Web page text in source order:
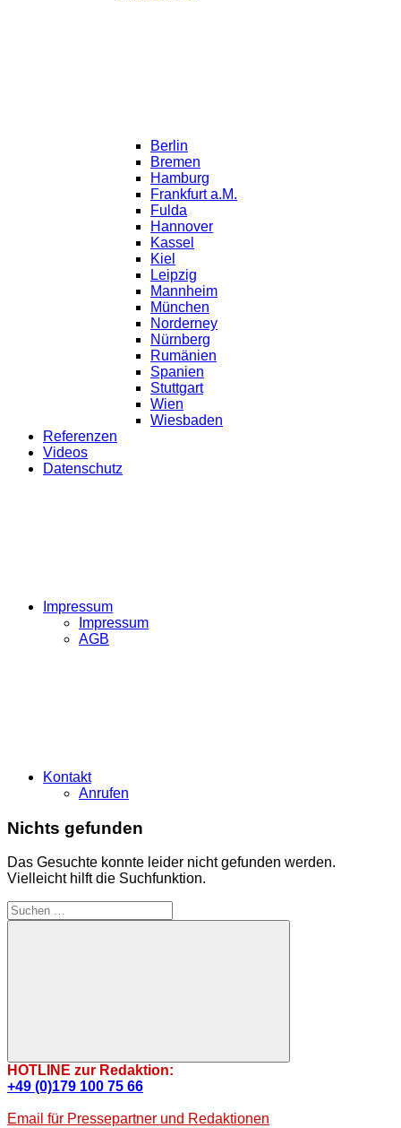
Berlin
Bremen
Hamburg
Frankfurt a.M.
Fulda
Hannover
Kassel
Kiel
Leipzig
Mannheim
München
Norderney
Nürnberg
Rumänien
Spanien
Stuttgart
Wien
Wiesbaden
Referenzen
Videos
Datenschutz
Impressum
Impressum
AGB
Kontakt
Anrufen
Nichts gefunden
Das Gesuchte konnte leider nicht gefunden werden.
Vielleicht hilft die Suchfunktion.
Suchen
nach:
Suchen
HOTLINE zur Redaktion:
+49 (0)179 100 75 66
Email für Pressepartner und Redaktionen